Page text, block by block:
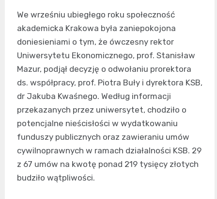
We wrześniu ubiegłego roku społeczność
akademicka Krakowa była zaniepokojona
doniesieniami o tym, że ówczesny rektor
Uniwersytetu Ekonomicznego, prof. Stanisław
Mazur, podjął decyzję o odwołaniu prorektora
ds. współpracy, prof. Piotra Buły i dyrektora KSB,
dr Jakuba Kwaśnego. Według informacji
przekazanych przez uniwersytet, chodziło o
potencjalne nieścisłości w wydatkowaniu
funduszy publicznych oraz zawieraniu umów
cywilnoprawnych w ramach działalności KSB. 29
z 67 umów na kwotę ponad 219 tysięcy złotych
budziło wątpliwości.